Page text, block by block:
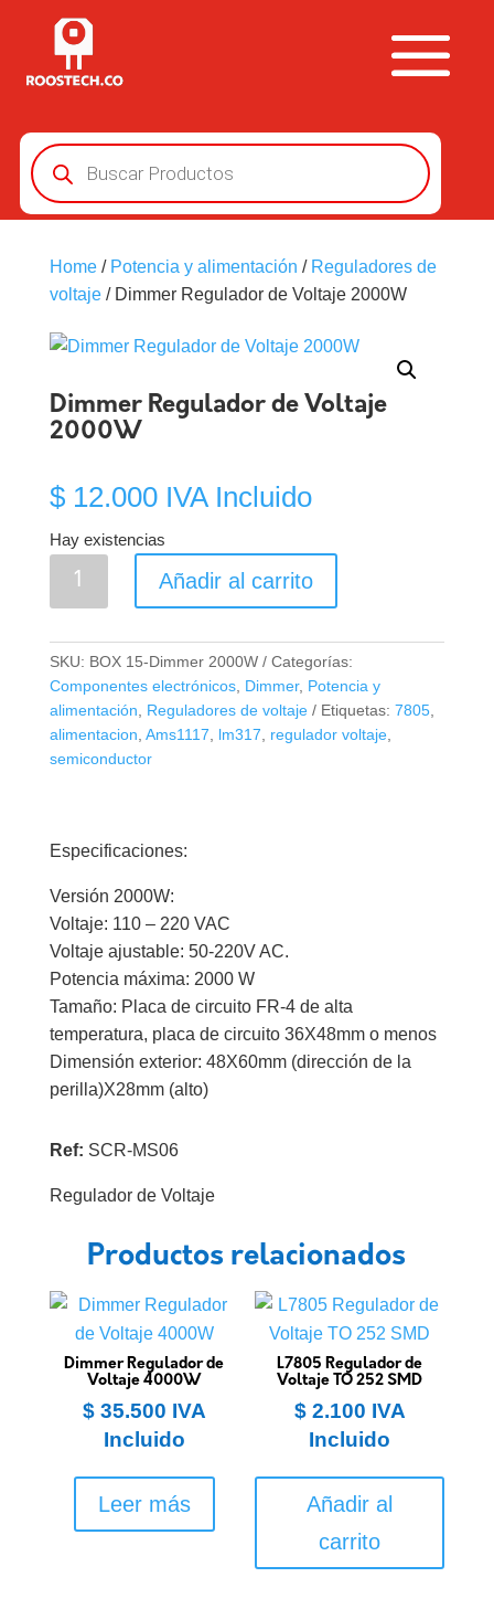
Búsqueda
de
productos
Home/ Potencia y alimentación / Reguladores de
voltaje/ Dimmer Regulador de Voltaje 2000W
Dimmer Regulador de Voltaje
2000W
$12.000 IVA Incluido
Hay existencias
Dimmer
2000W
cantidad
Añadir al carrito
SKU: BOX 15-Dimmer 2000W
Categorías:
Componentes electrónicos, Dimmer, Potencia y
alimentación
Reguladores de voltaje Etiquetas: 7805,
alimentacion Ams1117 lm317 regulador voltaje,
semiconductor
Especificaciones:
Versión 2000W:
Voltaje: 110 – 220 VAC
Voltaje ajustable: 50-220V AC.
Potencia máxima: 2000 W
Tamaño: Placa de circuito FR-4 de alta
temperatura, placa de circuito 36X48mm o menos
Dimensión exterior: 48X60mm (dirección de la
perilla)X28mm (alto)
Ref: SCR-MS06
Regulador de Voltaje
Productos relacionados
Dimmer Regulador de
Voltaje 4000W
$35.500 IVA
Incluido
Leer más
L7805 Regulador de
Voltaje TO 252 SMD
$2.100 IVA
Incluido
Añadir al
carrito